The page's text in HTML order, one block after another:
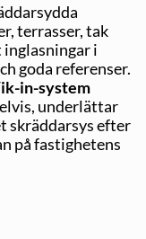
terrasser, tak
inglasningar i
goda referenser.
in-system
underlättar
skräddarsys efter
på fastighetens